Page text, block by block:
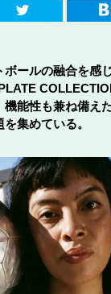
ボールの融合を感
能性も兼ね備え
集めている。